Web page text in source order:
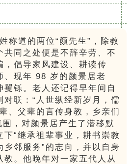
称道的两位“颜先生”，除教
共同之处便是不辞辛劳、不
，倡导家风建设、耕读传
、现年 98 岁的颜景居老
矍铄。老人还记得早年间自
对联：“人世纵经新岁月，儒
、父辈的言传身教，乡亲们
围，对颜景居产生了潜移默
“继承祖辈事业，耕书崇教
邻服务”的志向，并以自身
教。他晚年对一家五代人从